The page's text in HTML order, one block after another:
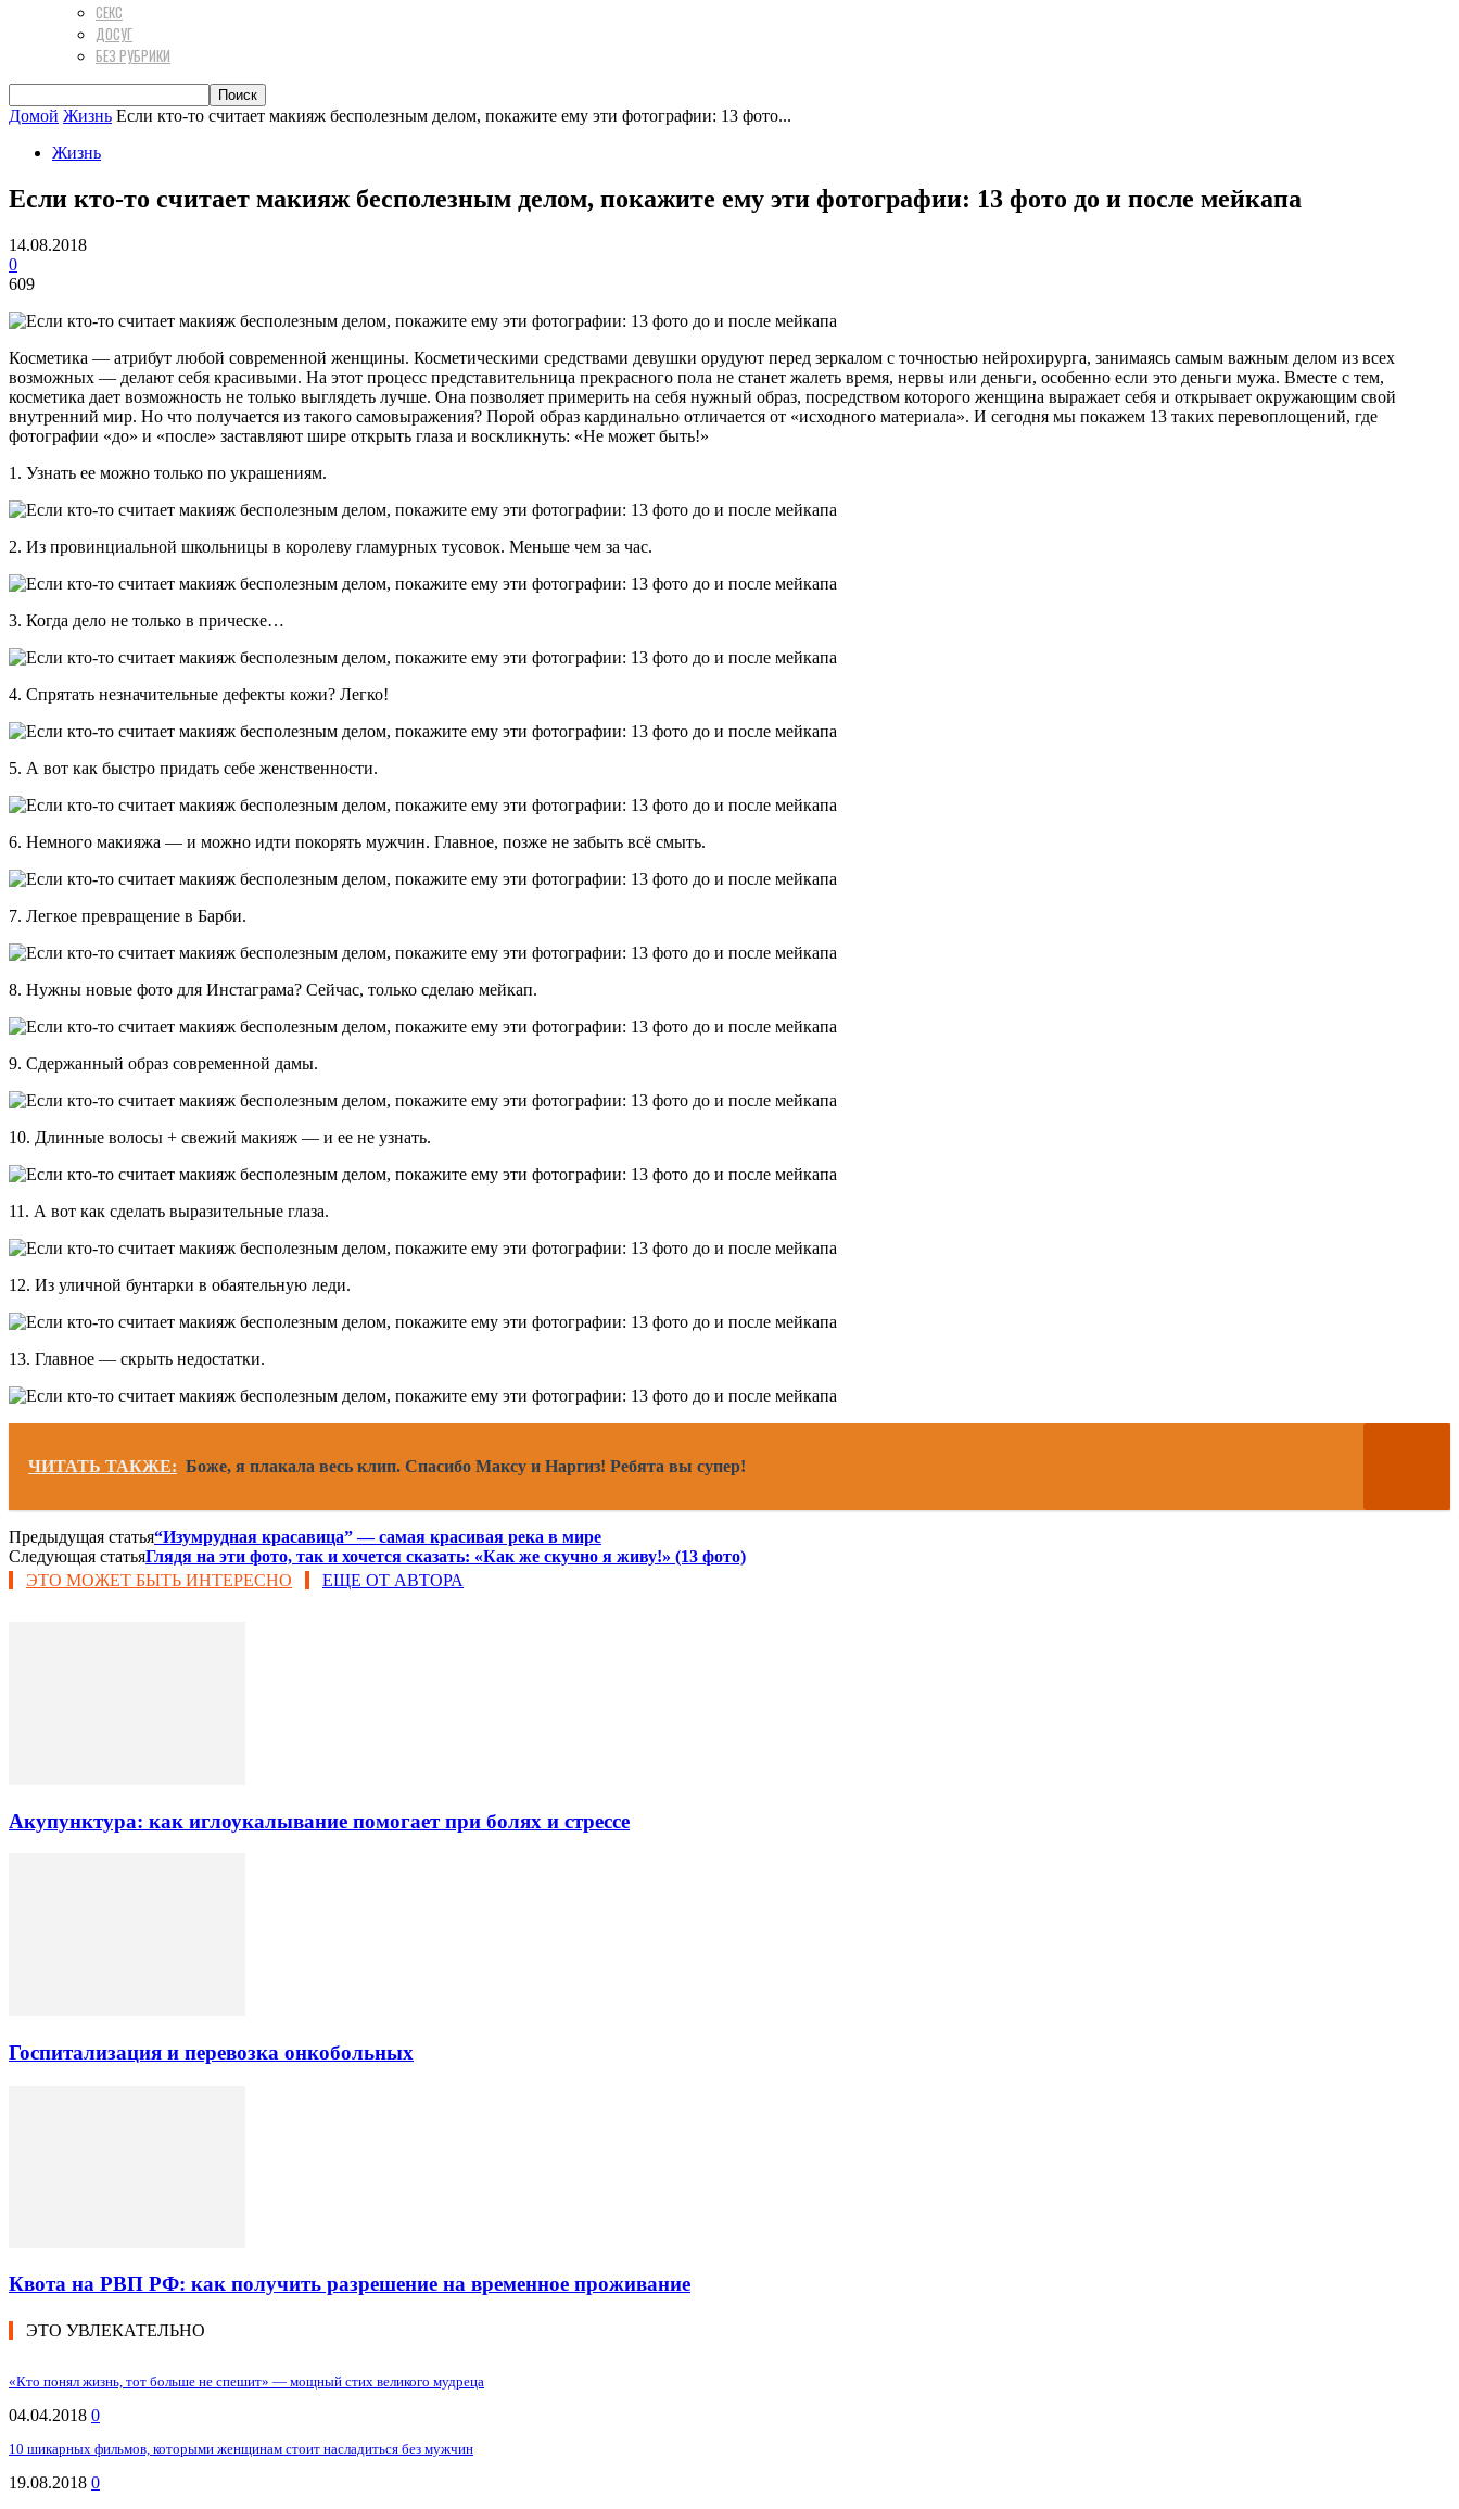
СЕКС
ДОСУГ
БЕЗ РУБРИКИ
Домой Жизнь Если кто-то считает макияж бесполезным делом, покажите ему эти фотографии: 13 фото...
Жизнь
Если кто-то считает макияж бесполезным делом, покажите ему эти фотографии: 13 фото до и после мейкапа
14.08.2018
0
609
Косметика — атрибут любой современной женщины. Косметическими средствами девушки орудуют перед зеркалом с точностью нейрохирурга, занимаясь самым важным делом из всех
возможных — делают себя красивыми. На этот процесс представительница прекрасного пола не станет жалеть время, нервы или деньги, особенно если это деньги мужа. Вместе с тем,
косметика дает возможность не только выглядеть лучше. Она позволяет примерить на себя нужный образ, посредством которого женщина выражает себя и открывает окружающим свой
внутренний мир. Но что получается из такого самовыражения? Порой образ кардинально отличается от «исходного материала». И сегодня мы покажем 13 таких перевоплощений, где
фотографии «до» и «после» заставляют шире открыть глаза и воскликнуть: «Не может быть!»
1. Узнать ее можно только по украшениям.
2. Из провинциальной школьницы в королеву гламурных тусовок. Меньше чем за час.
3. Когда дело не только в прическе…
4. Спрятать незначительные дефекты кожи? Легко!
5. А вот как быстро придать себе женственности.
6. Немного макияжа — и можно идти покорять мужчин. Главное, позже не забыть всё смыть.
7. Легкое превращение в Барби.
8. Нужны новые фото для Инстаграма? Сейчас, только сделаю мейкап.
9. Сдержанный образ современной дамы.
10. Длинные волосы + свежий макияж — и ее не узнать.
11. А вот как сделать выразительные глаза.
12. Из уличной бунтарки в обаятельную леди.
13. Главное — скрыть недостатки.
ЧИТАТЬ ТАКЖЕ: Боже, я плакала весь клип. Спасибо Максу и Наргиз! Ребята вы супер!
Предыдущая статья“Изумрудная красавица” — самая красивая река в мире
Следующая статьяГлядя на эти фото, так и хочется сказать: «Как же скучно я живу!» (13 фото)
ЭТО МОЖЕТ БЫТЬ ИНТЕРЕСНО
ЕЩЕ ОТ АВТОРА
Акупунктура: как иглоукалывание помогает при болях и стрессе
Госпитализация и перевозка онкобольных
Квота на РВП РФ: как получить разрешение на временное проживание
ЭТО УВЛЕКАТЕЛЬНО
«Кто понял жизнь, тот больше не спешит» — мощный стих великого мудреца
04.04.2018 0
10 шикарных фильмов, которыми женщинам стоит насладиться без мужчин
19.08.2018 0